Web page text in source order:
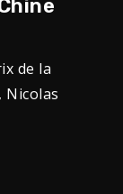
de la
Nicolas